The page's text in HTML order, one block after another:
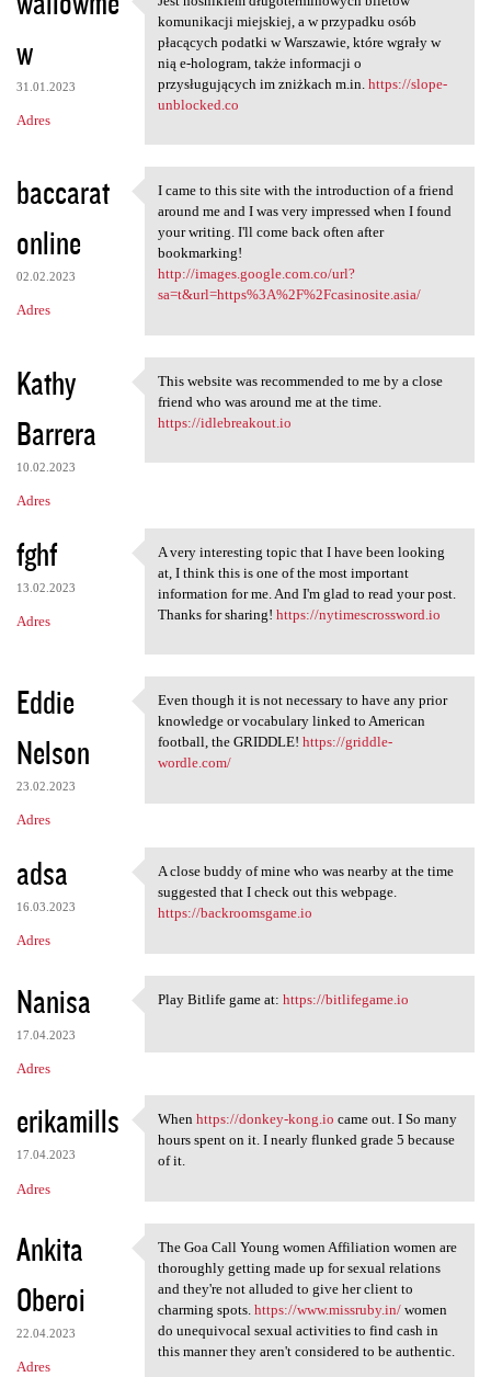
w
31.01.2023
Adres
Jest nośnikiem
komunikacji miejskiej, a w przypadku osób
płacących podatki w Warszawie, które wgrały w
nią e-hologram, także informacji o
przysługujących im zniżkach m.in. https://slope-
unblocked.co
baccarat
online
02.02.2023
Adres
I came to this site with the
I came to this site with the introduction of a friend
around me and I was very impressed when I found
your writing. I'll come back often after
bookmarking!
http://images.google.com.co/url?
sa=t&url=https%3A%2F%2Fcasinosite.asia/
Kathy
Barrera
10.02.2023
Adres
This website was recommended
This website was recommended to me by a close
friend who was around me at the time.
https://idlebreakout.io
fghf
13.02.2023
Adres
A very interesting topic that
A very interesting topic that I have been looking
at, I think this is one of the most important
information for me. And I'm glad to read your post.
Thanks for sharing! https://nytimescrossword.io
Eddie
Nelson
23.02.2023
Adres
Even though it is not
Even though it is not necessary to have any prior
knowledge or vocabulary linked to American
football, the GRIDDLE! https://griddle-
wordle.com/
adsa
16.03.2023
Adres
A close buddy of mine who was
A close buddy of mine who was nearby at the time
suggested that I check out this webpage.
https://backroomsgame.io
Nanisa
17.04.2023
Adres
Play Bitlife game at: https:/
Play Bitlife game at: https://bitlifegame.io
erikamills
17.04.2023
Adres
When https://donkey-kong.io
When https://donkey-kong.io came out. I So many
hours spent on it. I nearly flunked grade 5 because
of it.
Ankita
Oberoi
22.04.2023
Adres
The Goa Call Young women
The Goa Call Young women Affiliation women are
thoroughly getting made up for sexual relations
and they're not alluded to give her client to
charming spots. https://www.missruby.in/women
do unequivocal sexual activities to find cash in
this manner they aren't considered to be authentic.